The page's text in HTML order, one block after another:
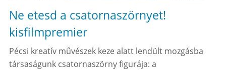
Ne etesd a csatornaszörnyet!
kisfilmpremier
Pécsi kreatív művészek keze alatt lendült mozgásba
társaságunk csatornaszörny figurája: a